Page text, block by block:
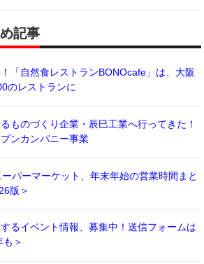
記事
「自然食レストランBONOcafe」は、大阪
のレストランに
ものづくり企業・辰巳工業へ行ってきた！
ンカンパニー事業
パーマーケット、年末年始の営業時間まと
版＞
るイベント情報、募集中！送信フォームは
も＞